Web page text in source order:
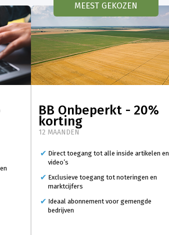
MEEST GEKOZEN
BB Onbeperkt - 20%
korting
12 MAANDEN
Direct toegang tot alle inside artikelen en
video’s
Exclusieve toegang tot noteringen en
marktcijfers
Ideaal abonnement voor gemengde
bedrijven